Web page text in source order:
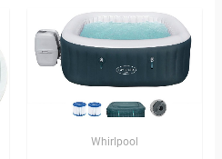
Whirlpool